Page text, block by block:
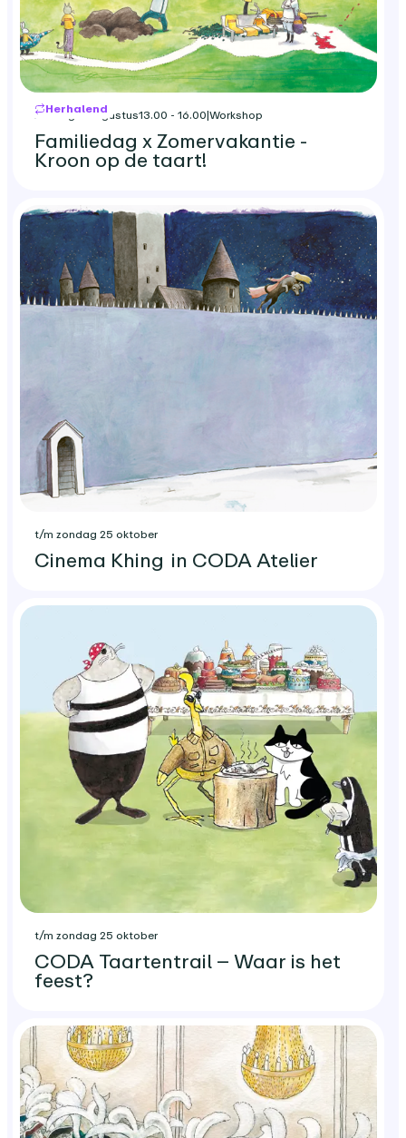
Herhalend
zondag 9 augustus13.00 - 16.00|Workshop
Familiedag x Zomervakantie -
Kroon op de taart!
t/m zondag 25 oktober
Cinema Khing in CODA Atelier
t/m zondag 25 oktober
CODA Taartentrail – Waar is het
feest?